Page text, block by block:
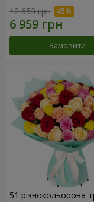
12 653 грн
Замовити
51 різнокольорова